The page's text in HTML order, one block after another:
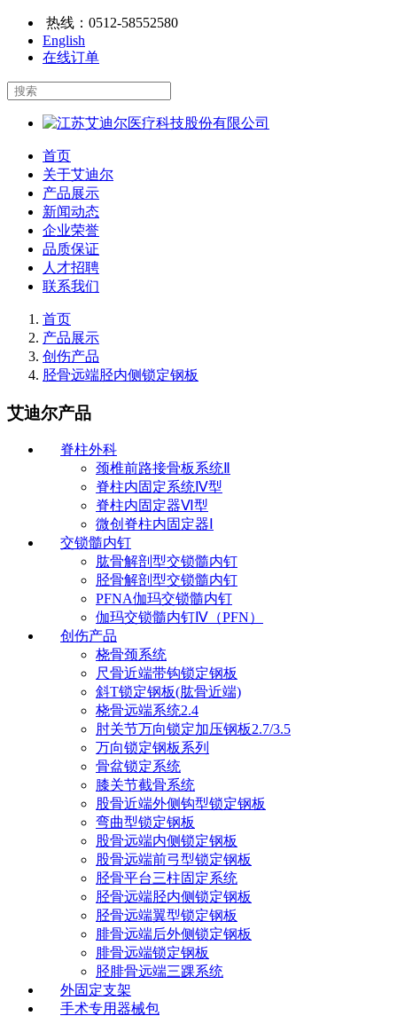
热线： 0512-58552580
English
在线订单
首页
关于艾迪尔
产品展示
新闻动态
企业荣誉
品质保证
人才招聘
联系我们
首页
产品展示
创伤产品
胫骨远端胫内侧锁定钢板
艾迪尔产品
脊柱外科
颈椎前路接骨板系统Ⅱ
脊柱内固定系统Ⅳ型
脊柱内固定器Ⅵ型
微创脊柱内固定器Ⅰ
交锁髓内钉
肱骨解剖型交锁髓内钉
胫骨解剖型交锁髓内钉
PFNA伽玛交锁髓内钉
伽玛交锁髓内钉Ⅳ（PFN）
创伤产品
桡骨颈系统
尺骨近端带钩锁定钢板
斜T锁定钢板(肱骨近端)
桡骨远端系统2.4
肘关节万向锁定加压钢板2.7/3.5
万向锁定钢板系列
骨盆锁定系统
膝关节截骨系统
股骨近端外侧钩型锁定钢板
弯曲型锁定钢板
股骨远端内侧锁定钢板
股骨远端前弓型锁定钢板
胫骨平台三柱固定系统
胫骨远端胫内侧锁定钢板
胫骨远端翼型锁定钢板
腓骨远端后外侧锁定钢板
腓骨远端锁定钢板
胫腓骨远端三踝系统
外固定支架
手术专用器械包